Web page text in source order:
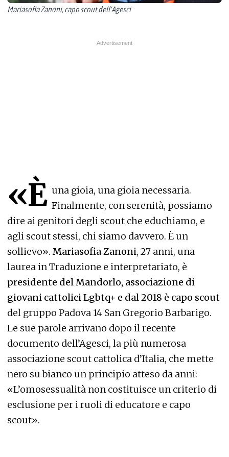
Mariasofia Zanoni, capo scout dell'Agesci
«È una gioia, una gioia necessaria.
Finalmente, con serenità, possiamo
dire ai genitori degli scout che educhiamo, e
agli scout stessi, chi siamo davvero. È un
sollievo». Mariasofia Zanoni, 27 anni, una
laurea in Traduzione e interpretariato, è
presidente del Mandorlo, associazione di
giovani cattolici Lgbtq+ e dal 2018 è capo scout
del gruppo Padova 14 San Gregorio Barbarigo.
Le sue parole arrivano dopo il recente
documento dell’Agesci, la più numerosa
associazione scout cattolica d’Italia, che mette
nero su bianco un principio atteso da anni:
«L’omosessualità non costituisce un criterio di
esclusione per i ruoli di educatore e capo
scout».